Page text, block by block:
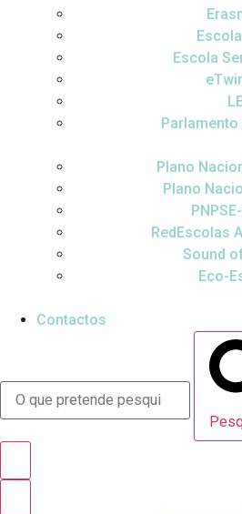
Escola
Plano
Plano
RedEscolas
Sound
Eco-
Contactos